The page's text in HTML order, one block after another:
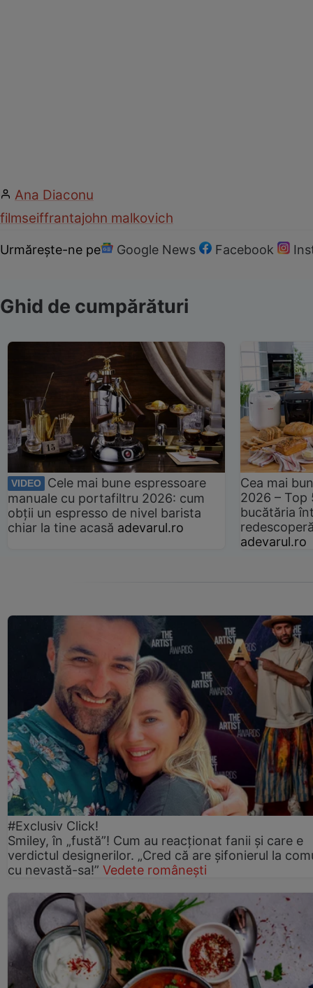
Ana Diaconu
filmseiffrantajohn malkovich
Urmărește-ne pe Google News Facebook
Ghid de cumpărături
VIDEO
Cele mai bune espressoare
manuale cu portafiltru 2026: cum
obții un espresso de nivel barista
chiar la tine acasă adevarul.ro
Cea mai
2026 –
bucătăria
adevarul.ro
#Exclusiv Click!
Smiley, în „fustă”! Cum au reacționat fanii și care e
verdictul designerilor. „Cred că are șifonierul la
cu nevastă-sa!” Vedete românești